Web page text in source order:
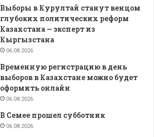
Выборы в Курултай станут венцом
глубоких политических реформ
Казахстана — эксперт из
Кыргызстана
06.08.2026
Временную регистрацию в день
выборов в Казахстане можно будет
оформить онлайн
06.08.2026
В Семее прошел субботник
06.08.2026